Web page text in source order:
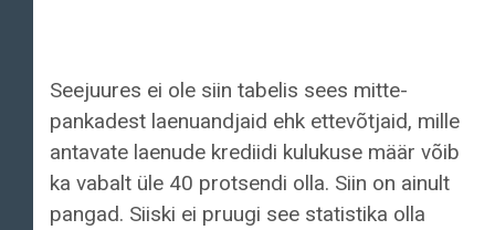
Seejuures ei ole siin tabelis sees mitte-
pankadest laenuandjaid ehk ettevõtjaid, mille
antavate laenude krediidi kulukuse määr võib
ka vabalt üle 40 protsendi olla. Siin on ainult
pangad. Siiski ei pruugi see statistika olla